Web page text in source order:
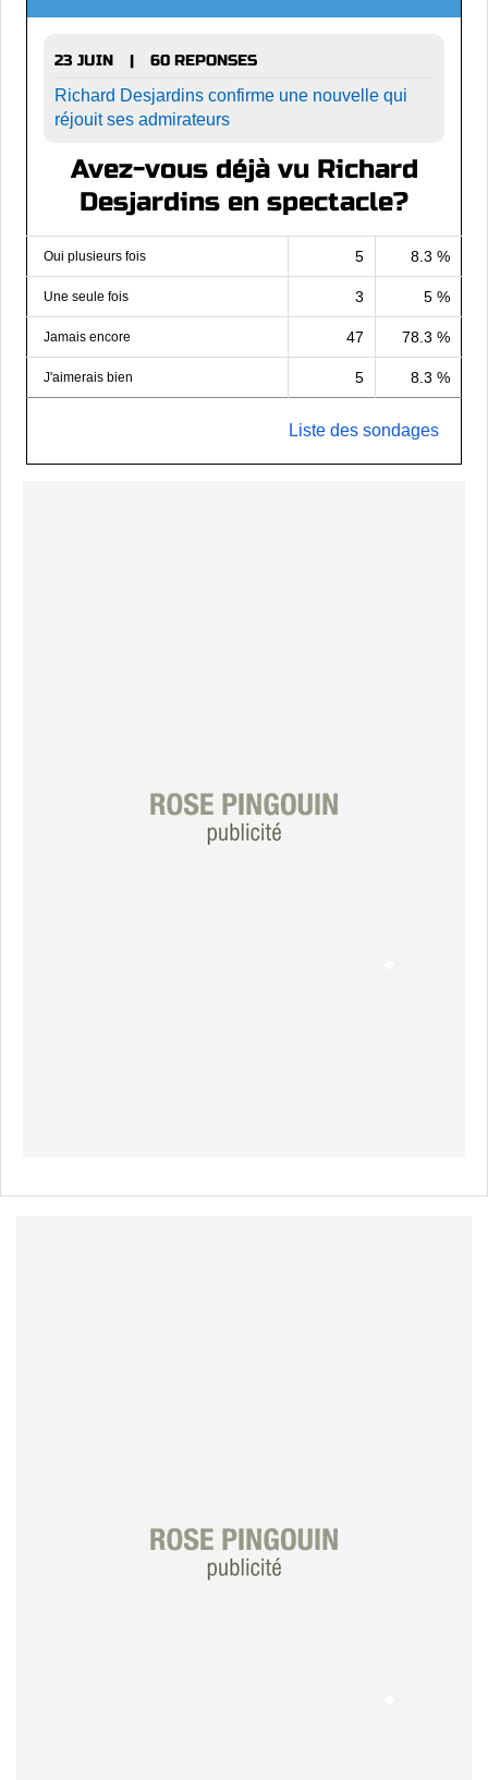
23 JUIN |
60 REPONSES
Richard Desjardins confirme une nouvelle qui
réjouit ses admirateurs
Avez-vous déjà vu Richard
Desjardins en spectacle?
Oui plusieurs fois 5 8.3 %
Une seule fois 3 5 %
Jamais encore 47 78.3 %
J'aimerais bien 5 8.3 %
Liste des sondages